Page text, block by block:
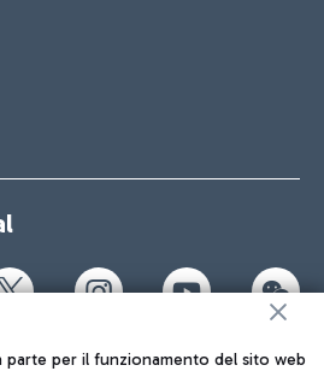
JOURNAL
parte per il funzionamento del sito web